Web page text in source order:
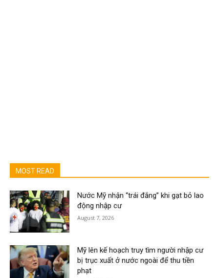
MOST READ
Nước Mỹ nhận “trái đắng” khi gạt bỏ lao
động nhập cư
August 7, 2026
Mỹ lên kế hoạch truy tìm người nhập cư
bị trục xuất ở nước ngoài để thu tiền
phạt